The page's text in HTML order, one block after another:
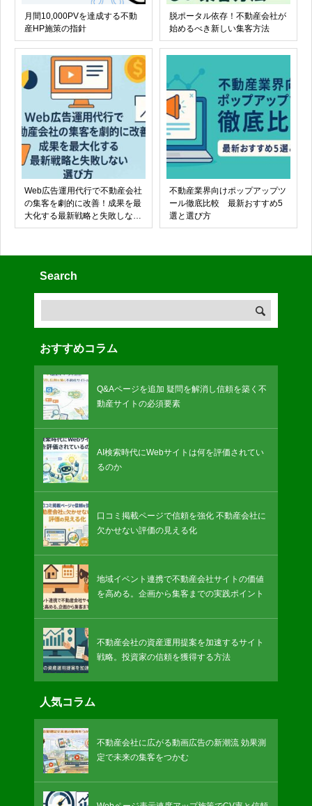
月間10,000PVを達成する不動
産HP施策の指針
脱ポータル依存！不動産会社が
始めるべき新しい集客方法
Web広告運用代行で不動産会社
の集客を劇的に改善！成果を最
大化する最新戦略と失敗しない
選び方
不動産業界向けポップアップツ
ール徹底比較 最新おすすめ5
選と選び方
Search
おすすめコラム
Q&Aページを追加 疑問を解消し信頼を築く不
動産サイトの必須要素
AI検索時代にWebサイトは何を評価されてい
るのか
口コミ掲載ページで信頼を強化 不動産会社に
欠かせない評価の見える化
地域イベント連携で不動産会社サイトの価値
を高める。企画から集客までの実践ポイント
不動産会社の資産運用提案を加速するサイト
戦略。投資家の信頼を獲得する方法
人気コラム
不動産会社に広がる動画広告の新潮流 効果測
定で未来の集客をつかむ